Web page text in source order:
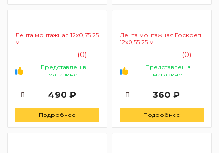
Лента монтажная 12х0,75 25
м
(0)
Представлен в
магазине
490 ₽
Подробнее
Лента монтажная Госкреп
12х0,55 25 м
(0)
Представлен в
магазине
360 ₽
Подробнее